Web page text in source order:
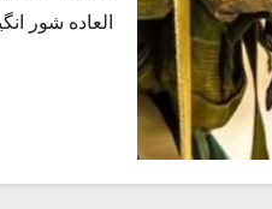
العاده شور